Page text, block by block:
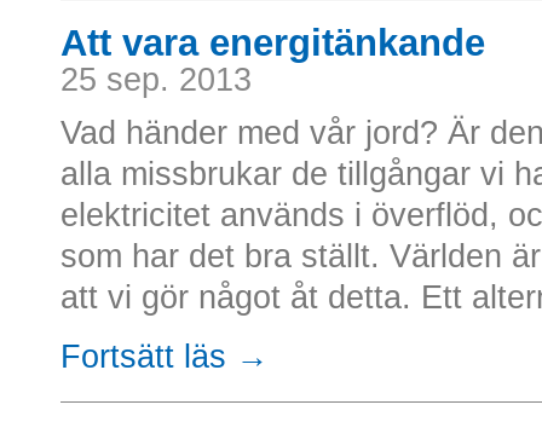
Att vara energitänkande
25 sep. 2013
Vad händer med vår jord? Är
alla missbrukar de tillgångar vi
elektricitet används i överflöd,
som har det bra ställt. Världen
att vi gör något åt detta. Ett
Fortsätt läs →